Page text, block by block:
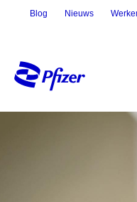
Blog Nieuws